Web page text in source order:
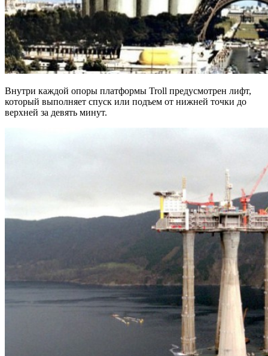
Внутри каждой опоры платформы Troll предусмотрен лифт,
который выполняет спуск или подъем от нижней точки до
верхней за девять минут.